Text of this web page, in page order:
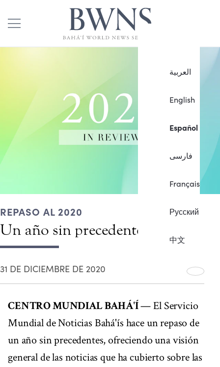
العربية
English
Español
فارسی
Français
Русский
中文
REPASO AL 2020
Un año sin precedentes
31 DE DICIEMBRE DE 2020
CENTRO MUNDIAL BAHÁ'Í— El Servicio
Mundial de Noticias Bahá'ís hace un repaso de
un año sin precedentes, ofreciendo una visión
general de las noticias que ha cubierto sobre las